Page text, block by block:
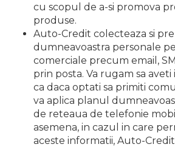
cu scopul de a-si promova
produse.
Auto-Credit colecteaza si
dumneavoastra personale
comerciale precum email,
prin posta. Va rugam sa
ca daca optati sa primiti
va aplica planul
de reteaua de telefonie
asemena, in cazul in care
aceste informatii, Auto-